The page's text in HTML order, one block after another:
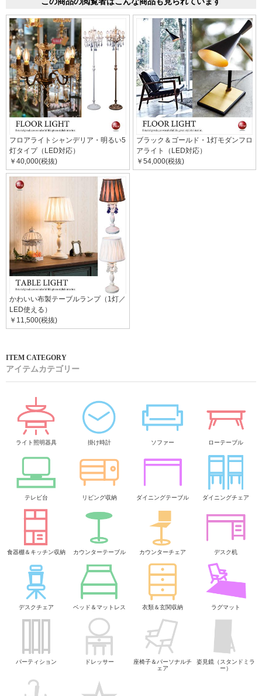
フロアライトシャンデリア・明るい5
灯タイプ（LED対応）
￥40,000(税抜)
ブラック＆ゴールド・1灯モダンフロ
アライト（LED対応）
￥54,000(税抜)
かわいい布製テーブルランプ（1灯／
LED使える）
￥11,500(税抜)
アイテムカテゴリー
ライト照明器具 掛け時計 ソファー ローテーブル
テレビ台 リビング収納 ダイニングテーブル ダイニングチェア
食器棚＆キッチン収納 カウンターテーブル カウンターチェア デスク机
デスクチェア ベッド＆マットレス 衣類＆玄関収納 ラグマット
パーティション ドレッサー
座椅子＆パーソナルチ
ェア
姿見鏡（スタンドミラ
ー）